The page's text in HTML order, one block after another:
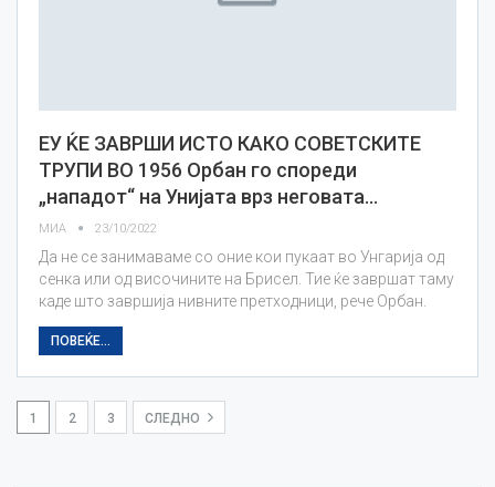
ЕУ ЌЕ ЗАВРШИ ИСТО КАКО СОВЕТСКИТЕ
ТРУПИ ВО 1956 Орбан го спореди
„нападот“ на Унијата врз неговата…
МИА 23/10/2022
Да не се занимаваме со оние кои пукаат во Унгарија од
сенка или од височините на Брисел. Тие ќе завршат таму
каде што завршија нивните претходници, рече Орбан.
ПОВЕЌЕ...
1 2 3 СЛЕДНО